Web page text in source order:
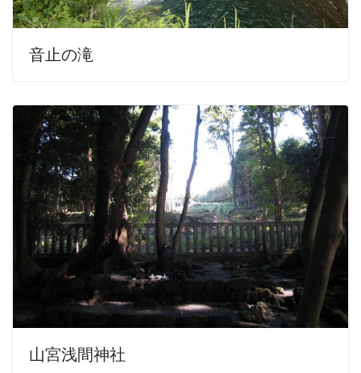
音止の滝
山宮浅間神社